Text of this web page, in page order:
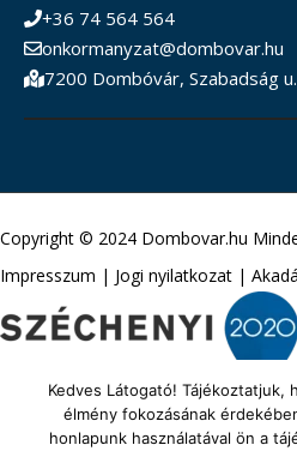
+36 74 564 564
onkormanyzat@dombovar.hu
7200 Dombóvár, Szabadság
Copyright © 2024 Dombovar.hu
Impresszum | Jogi nyilatkozat |
Kedves Látogató! Tájékoztatjuk,
élmény fokozásának
honlapunk használatával ön a